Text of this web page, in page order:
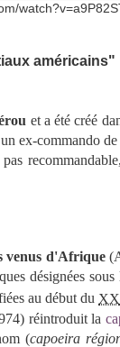
américains"
et a été créé
ex-commando de
venus d'Afrique
désignées
au début du XX
réintroduit la
(capoeira